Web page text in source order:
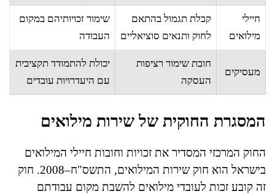
חיילי
מילואים
קבלת תגמול בהתאם
לחוק ותנאים סוציאליים
שימור זכויותיהם במקום
העבודה
מעסיקים
חובת שימור רציפות
העסקה
יכולת להתמודד תקציבית
עם היעדרויות עובדים
המסגרת החוקית של שירות מילואים
החוק המרכזי המסדיר את זכויות וחובות חיילי המילואים
בישראל הוא חוק שירות המילואים, התשס"ח–2008. חוק
זה קובע זכות לעובדי מילואים להשבת מקום עבודתם